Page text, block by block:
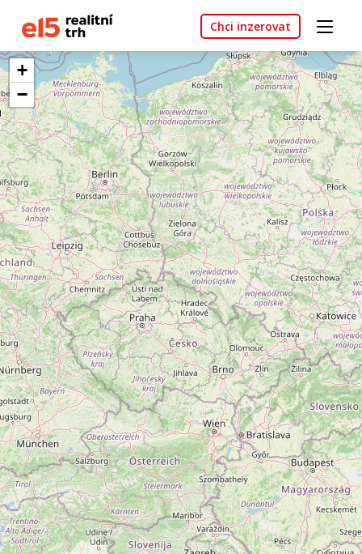
Chci inzerovat
+
−